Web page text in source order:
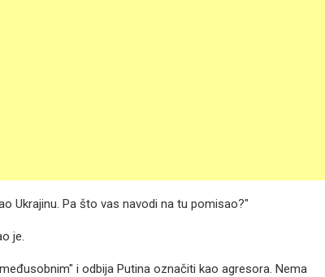
Ukrajinu. Pa što vas navodi na tu pomisao?"
je.
i odbija Putina označiti kao agresora. Nema